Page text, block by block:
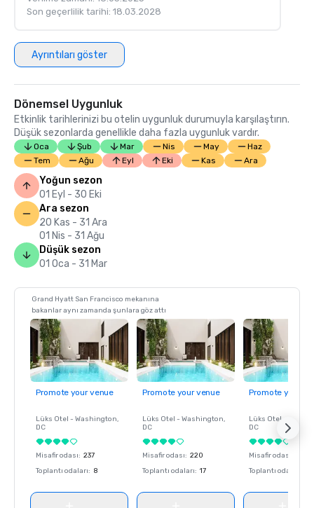
Son geçerlilik tarihi: 18.03.2028
Ayrıntıları göster
Dönemsel Uygunluk
Etkinlik tarihlerinizi bu otelin uygunluk durumuyla karşılaştırın.
Düşük sezonlarda genellikle daha fazla uygunluk vardır.
Oca Şub Mar Nis May
Haz
Tem
Ağu Eyl Eki Kas Ara
Yoğun sezon
01 Eyl - 30 Eki
Ara sezon
20 Kas - 31 Ara
01 Nis - 31 Ağu
Düşük sezon
01 Oca - 31 Mar
Grand Hyatt San Francisco mekanına
bakanlar aynı zamanda şunlara göz attı
Promote your venue
Lüks Otel - Washington,
DC
Misafir odası: 237
Toplantı odaları: 8
Promote your venue
Lüks Otel - Washington,
DC
Misafir odası: 220
Toplantı odaları: 17
Promote your
Lüks Otel -
DC
Misafir odası
Toplantı odaları